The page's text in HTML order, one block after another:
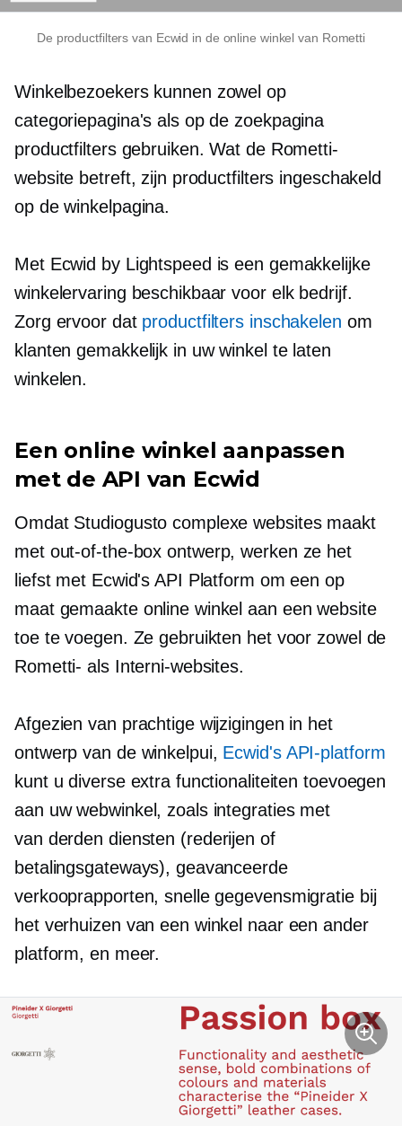
De productfilters van Ecwid in de online winkel van Rometti
Winkelbezoekers kunnen zowel op
categoriepagina's als op de zoekpagina
productfilters gebruiken. Wat de Rometti-
website betreft, zijn productfilters ingeschakeld
op de winkelpagina.
Met Ecwid by Lightspeed is een gemakkelijke
winkelervaring beschikbaar voor elk bedrijf.
Zorg ervoor dat productfilters inschakelen om
klanten gemakkelijk in uw winkel te laten
winkelen.
Een online winkel aanpassen
met de API van Ecwid
Omdat Studiogusto complexe websites maakt
met out-of-the-box ontwerp, werken ze het
liefst met Ecwid's API Platform om een ​​op
maat gemaakte online winkel aan een website
toe te voegen. Ze gebruikten het voor zowel de
Rometti- als Interni-websites.
Afgezien van prachtige wijzigingen in het
ontwerp van de winkelpui, Ecwid's API-platform
kunt u diverse extra functionaliteiten toevoegen
aan uw webwinkel, zoals integraties met
van derden diensten (rederijen of
betalingsgateways), geavanceerde
verkooprapporten, snelle gegevensmigratie bij
het verhuizen van een winkel naar een ander
platform, en meer.